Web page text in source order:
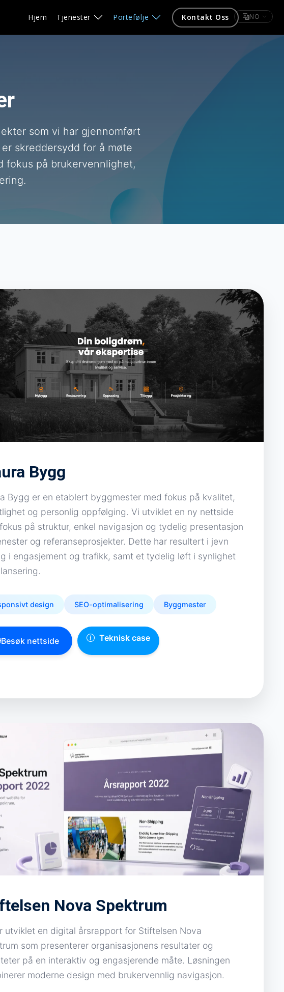
Hjem Tjenester Portefølje Kontakt Oss NO
som vi har gjennomført
skreddersydd for å møte
fokus på brukervennlighet,
Bygg
Bygg er en etablert byggmester med fokus på kvalitet,
og personlig oppfølging. Vi utviklet en ny nettside
på struktur, enkel navigasjon og tydelig presentasjon
og referanseprosjekter. Dette har resultert i jevn
i engasjement og trafikk, samt et tydelig løft i synlighet
design SEO-optimalisering Byggmester
Besøk nettside Teknisk case
Nova Spektrum
utviklet en digital årsrapport for Stiftelsen Nova
som presenterer organisasjonens resultater og
på en interaktiv og engasjerende måte. Løsningen
moderne design med brukervennlig navigasjon.